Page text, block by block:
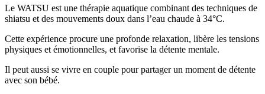
Le WATSU est une thérapie aquatique combinant des techniques de
shiatsu et des mouvements doux dans l’eau chaude à 34°C.
Cette expérience procure une profonde relaxation, libère les tensions
physiques et émotionnelles, et favorise la détente mentale.
Il peut aussi se vivre en couple pour partager un moment de détente
avec son bébé.